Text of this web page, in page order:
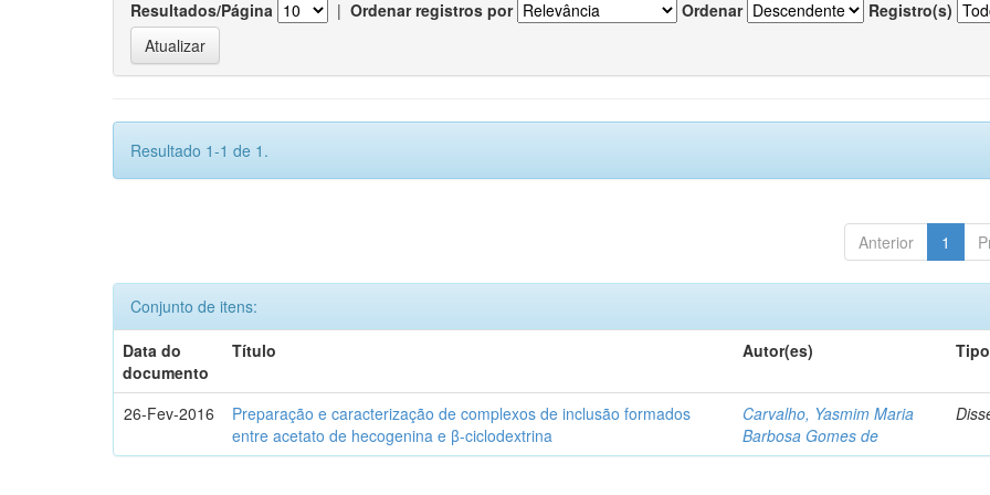
Resultados/Página | Ordenar registros por Ordenar Registro(s)
Resultado 1-1 de 1.
Anterior 1
Conjunto de itens:
Data do
documento
Título Autor(es) Tipo
26-Fev-2016
Preparação e caracterização de complexos de inclusão formados
entre acetato de hecogenina e β-ciclodextrina
Carvalho, Yasmim Maria
Barbosa Gomes de